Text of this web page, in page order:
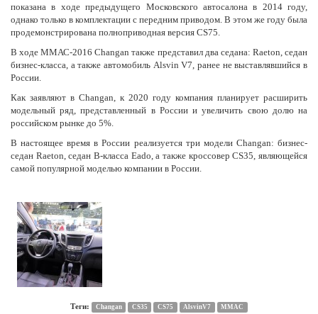
показана в ходе предыдущего Московского автосалона в 2014 году,
однако только в комплектации с передним приводом. В этом же году была
продемонстрирована полноприводная версия CS75.
В ходе ММАС-2016 Changan также представил два седана: Raeton, седан
бизнес-класса, а также автомобиль Alsvin V7, ранее не выставлявшийся в
России.
Как заявляют в Changan, к 2020 году компания планирует расширить
модельный ряд, представленный в России и увеличить свою долю на
российском рынке до 5%.
В настоящее время в России реализуется три модели Changan: бизнес-
седан Raeton, седан B-класса Eado, а также кроссовер CS35, являющейся
самой популярной моделью компании в России.
Теги: Changan CS35 CS75 AlsvinV7 ММАС